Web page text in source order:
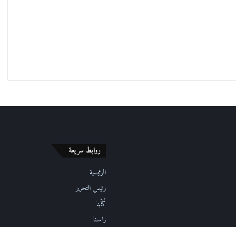
روابط سريعة
الرئيسية
رئيس التحرير
كُتّابنا
راسلنا